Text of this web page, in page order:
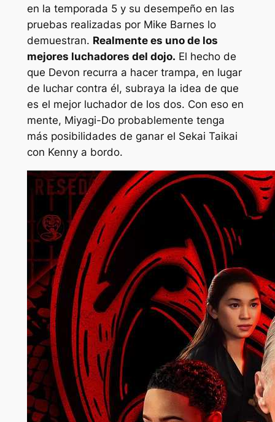
en la temporada 5 y su desempeño en las
pruebas realizadas por Mike Barnes lo
demuestran. Realmente es uno de los
mejores luchadores del dojo. El hecho de
que Devon recurra a hacer trampa, en lugar
de luchar contra él, subraya la idea de que
es el mejor luchador de los dos. Con eso en
mente, Miyagi-Do probablemente tenga
más posibilidades de ganar el Sekai Taikai
con Kenny a bordo.